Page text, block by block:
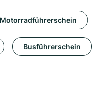
Motorradführerschein
Busführerschein